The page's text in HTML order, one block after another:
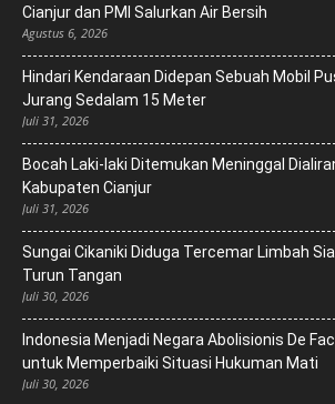
Cianjur dan PMI Salurkan Air Bersih
Agustus 6, 2026
Hindari Kendaraan Didepan Sebuah Mobil
Jurang Sedalam 15 Meter
Juli 31, 2026
Bocah Laki-laki Ditemukan Meninggal
Kabupaten Cianjur
Juli 31, 2026
Sungai Cikaniki Diduga Tercemar Limbah
Turun Tangan
Juli 30, 2026
‎Indonesia Menjadi Negara Abolisionis De
untuk Memperbaiki Situasi Hukuman Mati
Juli 30, 2026